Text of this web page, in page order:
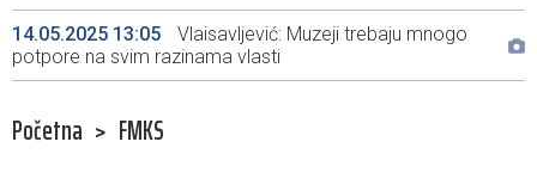
14.05.2025 13:05
Vlaisavljević: Muzeji trebaju mnogo
potpore na svim razinama vlasti
Početna > FMKS